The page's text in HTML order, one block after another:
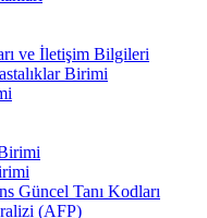
ve İletişim Bilgileri
Birimi
Güncel Tanı Kodları
(AFP)